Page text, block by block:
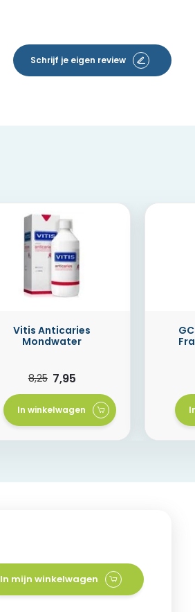
Schrijf je eigen review
Vitis Anticaries
Mondwater
8,25 7,95
In winkelwagen
In mijn winkelwagen